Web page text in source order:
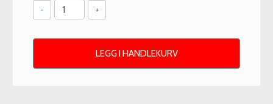
- +
LEGG I HANDLEKURV